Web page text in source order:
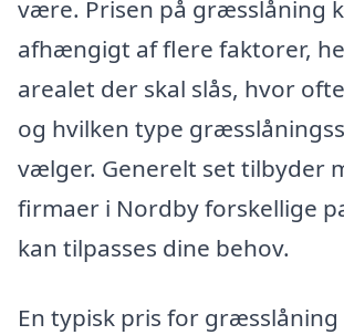
være. Prisen på græsslåning
afhængigt af flere faktorer,
arealet der skal slås, hvor
og hvilken type
vælger. Generelt set tilbyder
firmaer i Nordby forskellige
kan tilpasses dine behov.
En typisk pris for